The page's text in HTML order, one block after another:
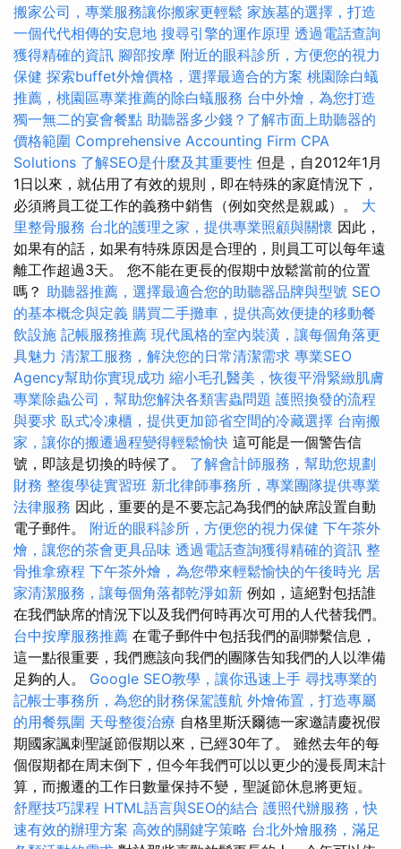
搬家公司，專業服務讓你搬家更輕鬆 家族墓的選擇，打造
一個代代相傳的安息地 搜尋引擎的運作原理 透過電話查詢
獲得精確的資訊 腳部按摩 附近的眼科診所，方便您的視力
保健 探索buffet外燴價格，選擇最適合的方案 桃園除白蟻
推薦，桃園區專業推薦的除白蟻服務 台中外燴，為您打造
獨一無二的宴會餐點 助聽器多少錢？了解市面上助聽器的
價格範圍 Comprehensive Accounting Firm CPA
Solutions 了解SEO是什麼及其重要性 但是，自2012年1月
1日以來，就佔用了有效的規則，即在特殊的家庭情況下，
必須將員工從工作的義務中銷售（例如突然是親戚）。 大
里整骨服務 台北的護理之家，提供專業照顧與關懷 因此，
如果有的話，如果有特殊原因是合理的，則員工可以每年遠
離工作超過3天。 您不能在更長的假期中放鬆當前的位置
嗎？ 助聽器推薦，選擇最適合您的助聽器品牌與型號 SEO
的基本概念與定義 購買二手攤車，提供高效便捷的移動餐
飲設施 記帳服務推薦 現代風格的室內裝潢，讓每個角落更
具魅力 清潔工服務，解決您的日常清潔需求 專業SEO
Agency幫助你實現成功 縮小毛孔醫美，恢復平滑緊緻肌膚
專業除蟲公司，幫助您解決各類害蟲問題 護照換發的流程
與要求 臥式冷凍櫃，提供更加節省空間的冷藏選擇 台南搬
家，讓你的搬遷過程變得輕鬆愉快 這可能是一個警告信
號，即該是切換的時候了。 了解會計師服務，幫助您規劃
財務 整復學徒實習班 新北律師事務所，專業團隊提供專業
法律服務 因此，重要的是不要忘記為我們的缺席設置自動
電子郵件。 附近的眼科診所，方便您的視力保健 下午茶外
燴，讓您的茶會更具品味 透過電話查詢獲得精確的資訊 整
骨推拿療程 下午茶外燴，為您帶來輕鬆愉快的午後時光 居
家清潔服務，讓每個角落都乾淨如新 例如，這絕對包括誰
在我們缺席的情況下以及我們何時再次可用的人代替我們。
台中按摩服務推薦 在電子郵件中包括我們的副聯繫信息，
這一點很重要，我們應該向我們的團隊告知我們的人以準備
足夠的人。 Google SEO教學，讓你迅速上手 尋找專業的
記帳士事務所，為您的財務保駕護航 外燴佈置，打造專屬
的用餐氛圍 天母整復治療 自格里斯沃爾德一家邀請慶祝假
期國家諷刺聖誕節假期以來，已經30年了。 雖然去年的每
個假期都在周末倒下，但今年我們可以以更少的漫長周末計
算，而搬遷的工作日數量保持不變，聖誕節休息將更短。
舒壓技巧課程 HTML語言與SEO的結合 護照代辦服務，快
速有效的辦理方案 高效的關鍵字策略 台北外燴服務，滿足